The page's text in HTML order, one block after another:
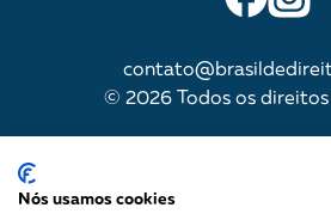
© 2026 Todos os direitos
Nós usamos cookies